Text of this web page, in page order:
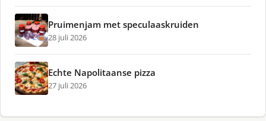
Pruimenjam met speculaaskruiden
28 juli 2026
Echte Napolitaanse pizza
27 juli 2026